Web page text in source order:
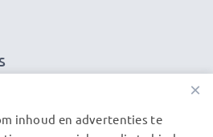
×
inhoud en advertenties te